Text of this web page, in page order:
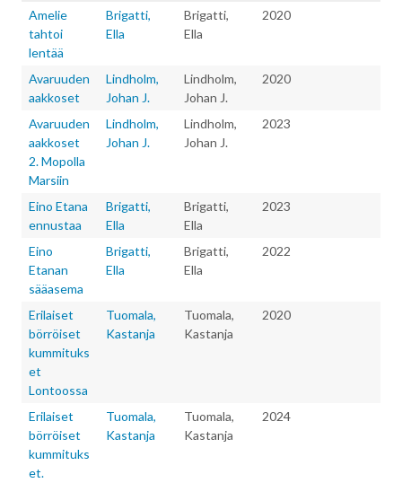
Amelie
tahtoi
lentää
Brigatti,
Ella
Brigatti,
Ella
2020
Avaruuden
aakkoset
Lindholm,
Johan J.
Lindholm,
Johan J.
2020
Avaruuden
aakkoset
2. Mopolla
Marsiin
Lindholm,
Johan J.
Lindholm,
Johan J.
2023
Eino Etana
ennustaa
Brigatti,
Ella
Brigatti,
Ella
2023
Eino
Etanan
sääasema
Brigatti,
Ella
Brigatti,
Ella
2022
Erilaiset
börröiset
kummituks
et
Lontoossa
Tuomala,
Kastanja
Tuomala,
Kastanja
2020
Erilaiset
börröiset
kummituks
et.
Tuomala,
Kastanja
Tuomala,
Kastanja
2024